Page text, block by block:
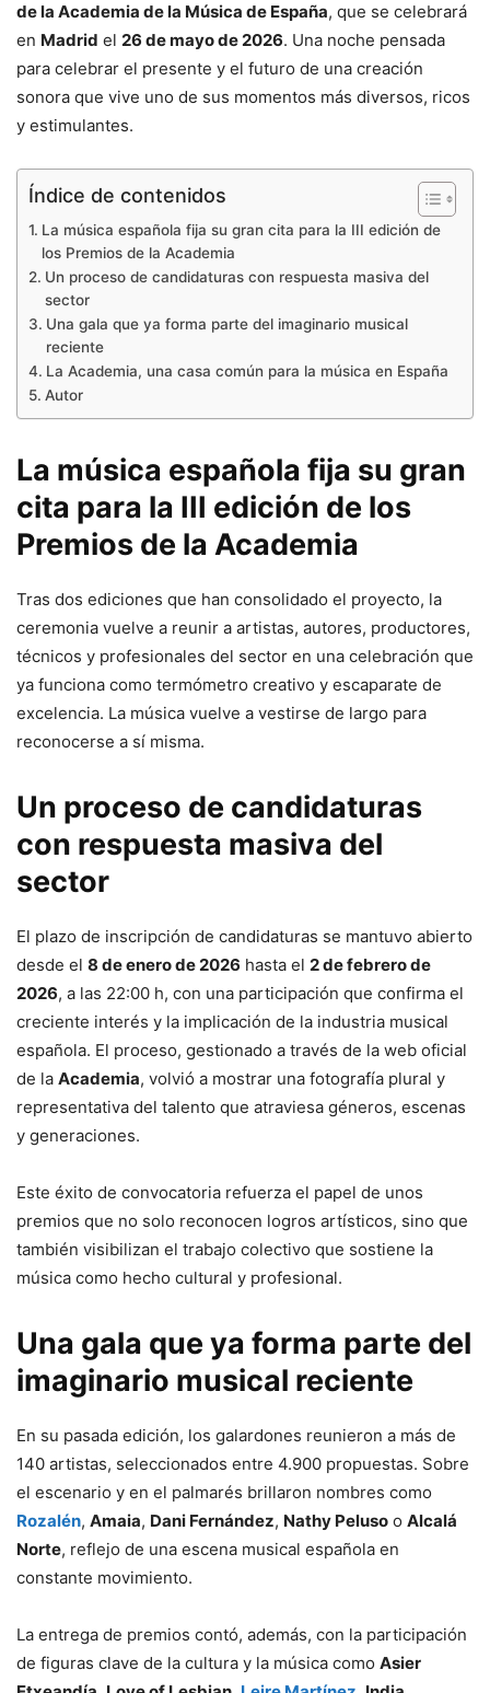
de la Academia de la Música de España, que se celebrará
en Madrid el 26 de mayo de 2026. Una noche pensada
para celebrar el presente y el futuro de una creación
sonora que vive uno de sus momentos más diversos, ricos
y estimulantes.
Índice de contenidos
La música española fija su gran cita para la III edición de
los Premios de la Academia
Un proceso de candidaturas con respuesta masiva del
sector
Una gala que ya forma parte del imaginario musical
reciente
La Academia, una casa común para la música en España
Autor
La música española fija su gran
cita para la III edición de los
Premios de la Academia
Tras dos ediciones que han consolidado el proyecto, la
ceremonia vuelve a reunir a artistas, autores, productores,
técnicos y profesionales del sector en una celebración que
ya funciona como termómetro creativo y escaparate de
excelencia. La música vuelve a vestirse de largo para
reconocerse a sí misma.
Un proceso de candidaturas
con respuesta masiva del
sector
El plazo de inscripción de candidaturas se mantuvo abierto
desde el 8 de enero de 2026 hasta el 2 de febrero de
2026, a las 22:00 h, con una participación que confirma el
creciente interés y la implicación de la industria musical
española. El proceso, gestionado a través de la web oficial
de la Academia, volvió a mostrar una fotografía plural y
representativa del talento que atraviesa géneros, escenas
y generaciones.
Este éxito de convocatoria refuerza el papel de unos
premios que no solo reconocen logros artísticos, sino que
también visibilizan el trabajo colectivo que sostiene la
música como hecho cultural y profesional.
Una gala que ya forma parte del
imaginario musical reciente
En su pasada edición, los galardones reunieron a más de
140 artistas, seleccionados entre 4.900 propuestas. Sobre
el escenario y en el palmarés brillaron nombres como
Rozalén, Amaia, Dani Fernández, Nathy Peluso o Alcalá
Norte, reflejo de una escena musical española en
constante movimiento.
La entrega de premios contó, además, con la participación
de figuras clave de la cultura y la música como Asier